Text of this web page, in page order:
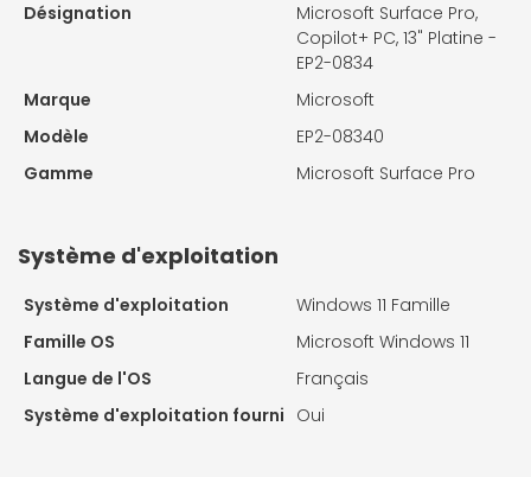
Désignation
Microsoft Surface Pro,
Copilot+ PC, 13" Platine -
EP2-0834
Marque
Microsoft
Modèle
EP2-08340
Gamme
Microsoft Surface Pro
Système d'exploitation
Système d'exploitation
Windows 11 Famille
Famille OS
Microsoft Windows 11
Langue de l'OS
Français
Système d'exploitation fourni Oui